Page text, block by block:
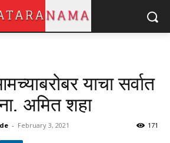
याचा सर्वात
अमित शहा
- February 3, 2021 171